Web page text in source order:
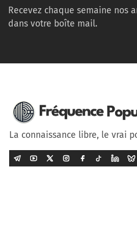
Recevez chaque semaine nos
dans votre boîte mail.
La connaissance libre, le vrai